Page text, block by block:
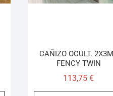
CAÑIZO OCULT.
FENCY TWIN
113,75€